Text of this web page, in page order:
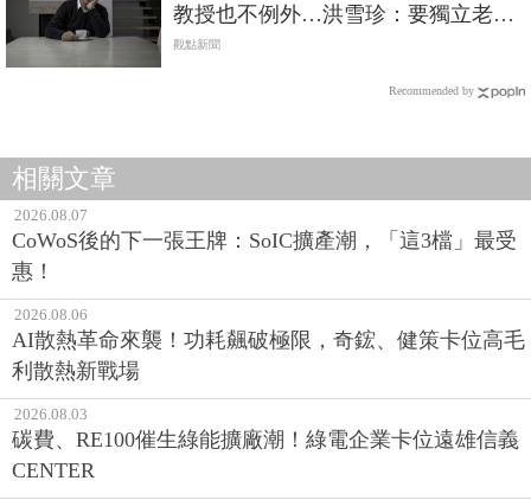
教授也不例外…洪雪珍：要獨立老，
不要孤獨老
觀點新聞
Recommended by
相關文章
2026.08.07
CoWoS後的下一張王牌：SoIC擴產潮，「這3檔」最受
惠！
2026.08.06
AI散熱革命來襲！功耗飆破極限，奇鋐、健策卡位高毛
利散熱新戰場
2026.08.03
碳費、RE100催生綠能擴廠潮！綠電企業卡位遠雄信義
CENTER